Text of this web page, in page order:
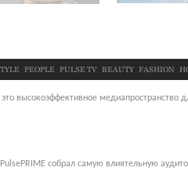
PEOPLE PULSE TV BEAUTY FASHION
высокоэффективное медиапространство
собрал самую влиятельную